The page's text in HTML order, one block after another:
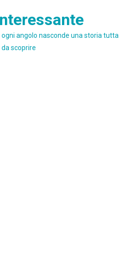
angolo nasconde una storia tutta
da scoprire